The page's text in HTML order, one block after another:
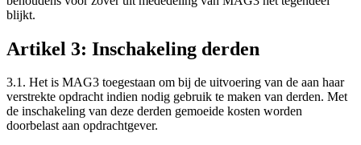
blijkt.
Artikel 3: Inschakeling derden
3.1. Het is MAG3 toegestaan om bij de uitvoering van de aan haar
verstrekte opdracht indien nodig gebruik te maken van derden. Met
de inschakeling van deze derden gemoeide kosten worden
doorbelast aan opdrachtgever.